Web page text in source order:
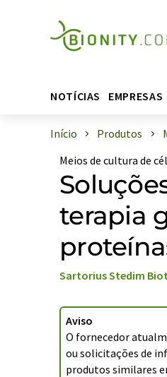
NOTÍCIAS EMPRESAS
Início Produtos
Meios de cultura de
terapia
Sartorius Stedim
Aviso
O fornecedor
ou solicitações de
produtos similares